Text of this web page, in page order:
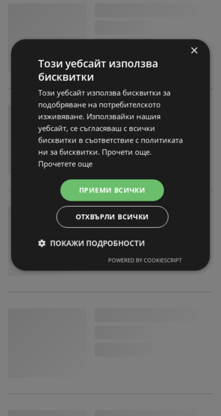
×
Този уебсайт използва
бисквитки
Този уебсайт използва бисквитки за
подобряване на потребителското
изживяване. Използвайки нашия
уебсайт, се съгласяваш с всички
бисквитки в съответствие с политиката
ни за бисквитки. Прочети още.
Прочетете още
ПРИЕМИ ВСИЧКИ
ОТХВЪРЛИ ВСИЧКИ
ПОКАЖИ ПОДРОБНОСТИ
POWERED BY COOKIESCRIPT